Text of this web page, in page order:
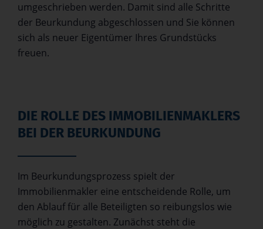
umgeschrieben werden. Damit sind alle Schritte
der Beurkundung abgeschlossen und Sie können
sich als neuer Eigentümer Ihres Grundstücks
freuen.
DIE ROLLE DES IMMOBILIENMAKLERS
BEI DER BEURKUNDUNG
Im Beurkundungsprozess spielt der
Immobilienmakler eine entscheidende Rolle, um
den Ablauf für alle Beteiligten so reibungslos wie
möglich zu gestalten. Zunächst steht die